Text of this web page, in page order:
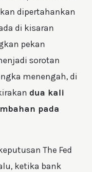
dipertahankan
di kisaran
pekan
sorotan
menengah, di
dua kali
pada
The Fed
ketika bank